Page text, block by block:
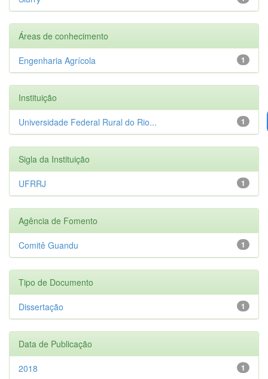
Áreas de conhecimento
1
Engenharia Agrícola
Instituição
1
Universidade Federal Rural do Rio...
Sigla da Instituição
1
UFRRJ
Agência de Fomento
1
Comitê Guandu
Tipo de Documento
1
Dissertação
Data de Publicação
1
2018